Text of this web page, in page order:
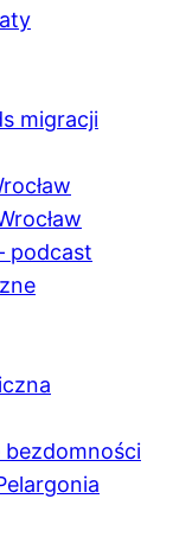
migracji
podcast